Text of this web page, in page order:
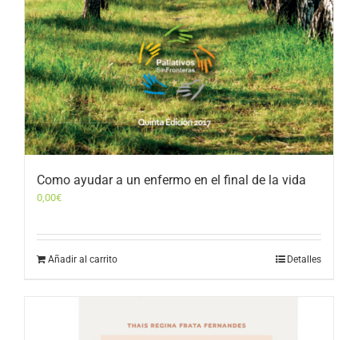
Como ayudar a un enfermo en el final de la vida
0,00€
Añadir al carrito Detalles